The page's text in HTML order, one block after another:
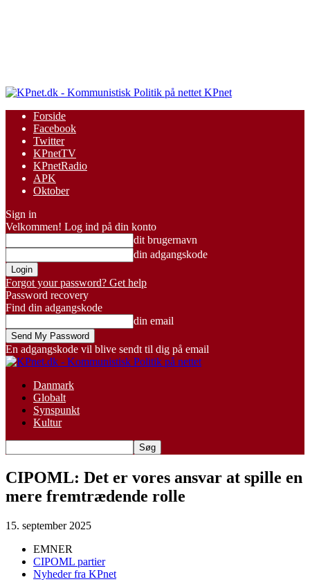
KPnet
Forside
Facebook
Twitter
KPnetTV
KPnetRadio
APK
Oktober
Sign in
Velkommen! Log ind på din konto
dit brugernavn
din adgangskode
Forgot your password? Get help
Password recovery
Find din adgangskode
din email
En adgangskode vil blive sendt til dig på email
Danmark
Globalt
Synspunkt
Kultur
CIPOML: Det er vores ansvar at spille en
mere fremtrædende rolle
15. september 2025
EMNER
CIPOML partier
Nyheder fra KPnet